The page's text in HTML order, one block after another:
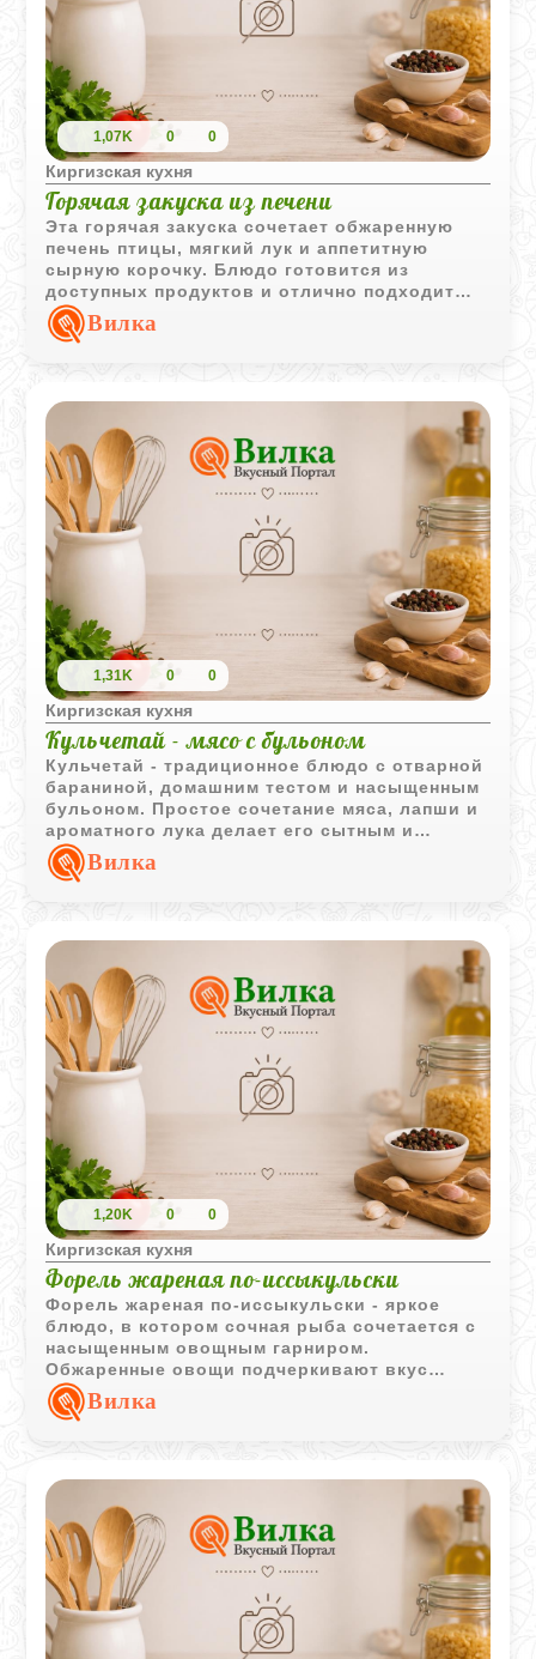
1,07K 0 0
Киргизская кухня
Горячая закуска из печени
Эта горячая закуска сочетает обжаренную
печень птицы, мягкий лук и аппетитную
сырную корочку. Блюдо готовится из
доступных продуктов и отлично подходит
как для семейного ужина, так и для
праздничного стола.
Вилка
1,31K 0 0
Киргизская кухня
Кульчетай - мясо с бульоном
Кульчетай - традиционное блюдо с отварной
бараниной, домашним тестом и насыщенным
бульоном. Простое сочетание мяса, лапши и
ароматного лука делает его сытным и
особенно уютным для семейного обеда.
Вилка
1,20K 0 0
Киргизская кухня
Форель жареная по-иссыкульски
Форель жареная по-иссыкульски - яркое
блюдо, в котором сочная рыба сочетается с
насыщенным овощным гарниром.
Обжаренные овощи подчеркивают вкус
форели и делают подачу особенно
аппетитной.
Вилка